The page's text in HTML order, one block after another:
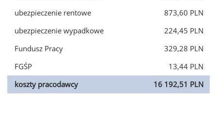
ubezpieczenie rentowe
873,60 PLN
ubezpieczenie wypadkowe
224,45 PLN
Fundusz Pracy
329,28 PLN
FGŚP
13,44 PLN
koszty pracodawcy
16 192,51 PLN